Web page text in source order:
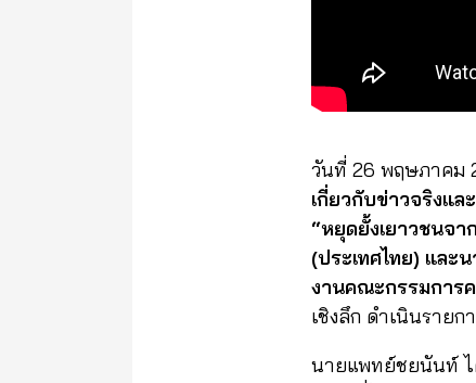
วันที่ 26 พฤษภาคม
เกี่ยวกับข่าวจริงแ
“หยุดยั้งเยาวชนจ
(ประเทศไทย) แล
งานคณะกรรมการ
เชิงลึก ดำเนินรายก
นายแพทย์ชยนันท์ ไ